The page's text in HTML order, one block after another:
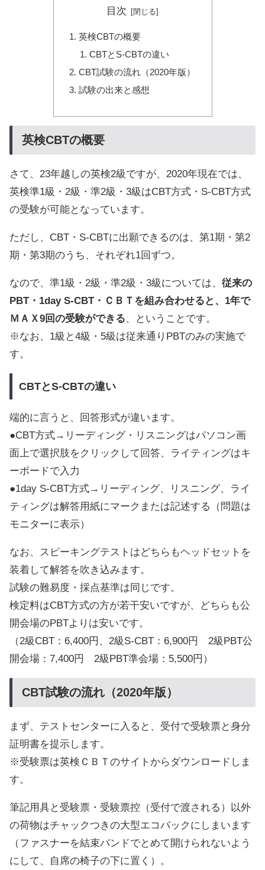
目次
英検CBTの概要
CBTとS-CBTの違い
CBT試験の流れ（2020年版）
試験の出来と感想
英検CBTの概要
さて、23年越しの英検2級ですが、2020年現在では、
英検準1級・2級・準2級・3級はCBT方式・S-CBT方式
の受験が可能となっています。
ただし、CBT・S-CBTに出願できるのは、第1期・第2
期・第3期のうち、それぞれ1回ずつ。
なので、準1級・2級・準2級・3級については、 従来の
PBT・1day S-CBT・ＣＢＴを組み合わせると、1年で
ＭＡＸ9回の受験ができる、ということです。
※なお、1級と4級・5級は従来通りPBTのみの実施で
す。
CBTとS-CBTの違い
端的に言うと、回答形式が違います。
●CBT方式→リーディング・リスニングはパソコン画
面上で選択肢をクリックして回答、ライティングはキ
ーボードで入力
●1day S-CBT方式→リーディング、リスニング、ライ
ティングは解答用紙にマークまたは記述する（問題は
モニターに表示）
なお、スピーキングテストはどちらもヘッドセットを
装着して解答を吹き込みます。
試験の難易度・採点基準は同じです。
検定料はCBT方式の方が若干安いですが、どちらも公
開会場のPBTよりは安いです。
（2級CBT：6,400円、2級S-CBT：6,900円 2級PBT公
開会場：7,400円 2級PBT準会場：5,500円）
CBT試験の流れ（2020年版）
まず、テストセンターに入ると、受付で受験票と身分
証明書を提示します。
※受験票は英検ＣＢＴのサイトからダウンロードしま
す。
筆記用具と受験票・受験票控（受付で渡される）以外
の荷物はチャックつきの大型エコバックにしまいます
（ファスナーを結束バンドでとめて開けられないよう
にして、自席の椅子の下に置く）。